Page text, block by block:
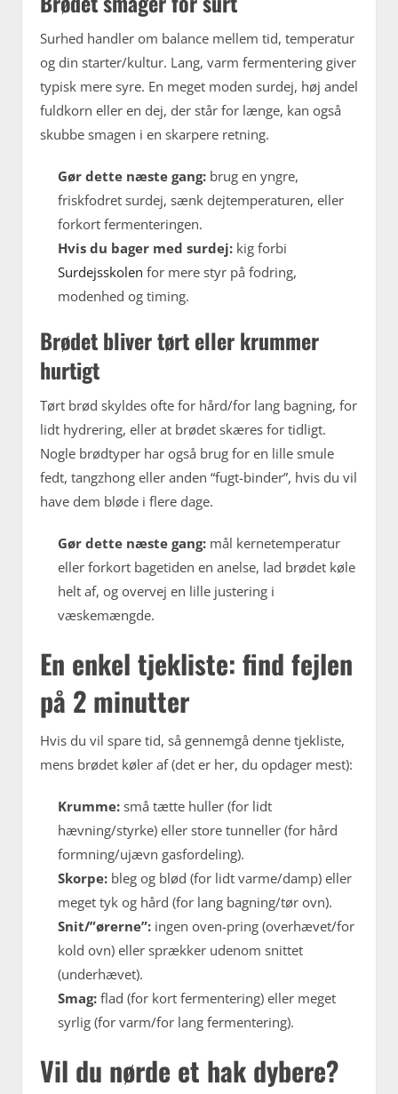
Surhed handler om balance mellem tid, temperatur
og din starter/kultur. Lang, varm fermentering giver
typisk mere syre. En meget moden surdej, høj andel
fuldkorn eller en dej, der står for længe, kan også
skubbe smagen i en skarpere retning.
Gør dette næste gang: brug en yngre,
friskfodret surdej, sænk dejtemperaturen, eller
forkort fermenteringen.
Hvis du bager med surdej: kig forbi
Surdejsskolen for mere styr på fodring,
modenhed og timing.
Brødet bliver tørt eller krummer
hurtigt
Tørt brød skyldes ofte for hård/for lang bagning, for
lidt hydrering, eller at brødet skæres for tidligt.
Nogle brødtyper har også brug for en lille smule
fedt, tangzhong eller anden “fugt-binder”, hvis du vil
have dem bløde i flere dage.
Gør dette næste gang: mål kernetemperatur
eller forkort bagetiden en anelse, lad brødet køle
helt af, og overvej en lille justering i
væskemængde.
En enkel tjekliste: find fejlen
på 2 minutter
Hvis du vil spare tid, så gennemgå denne tjekliste,
mens brødet køler af (det er her, du opdager mest):
Krumme: små tætte huller (for lidt
hævning/styrke) eller store tunneller (for hård
formning/ujævn gasfordeling).
Skorpe: bleg og blød (for lidt varme/damp) eller
meget tyk og hård (for lang bagning/tør ovn).
Snit/”ørerne”: ingen oven-pring (overhævet/for
kold ovn) eller sprækker udenom snittet
(underhævet).
Smag: flad (for kort fermentering) eller meget
syrlig (for varm/for lang fermentering).
Vil du nørde et hak dybere?